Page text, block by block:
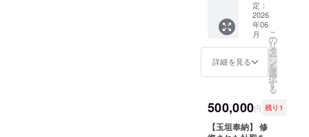
「運勢/
効能は
確約す
るもの
ではあ
りませ
本殿の
柱と
梁。修
復によ
り役目
を終え
たその
古檜
のひら
に収ま
る「守
定：
2026
年06
月
詳細を見る
こ
の
リ
タ
ー
ン
を
選
択
す
る
500,000円 残り1
【玉垣奉納】 修